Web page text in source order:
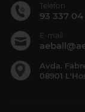
Telèfon
93 337 04
E-mail
Avda.
08901